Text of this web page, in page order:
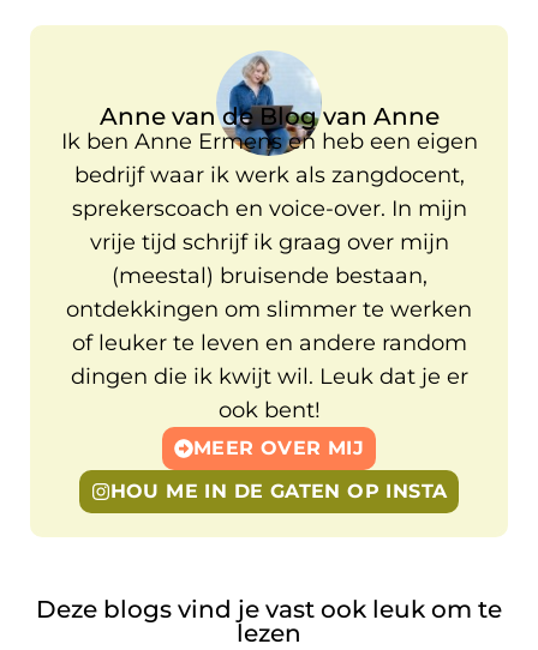
Anne van de Blog van Anne
Ik ben Anne Ermens en heb een eigen
bedrijf waar ik werk als zangdocent,
sprekerscoach en voice-over. In mijn
vrije tijd schrijf ik graag over mijn
(meestal) bruisende bestaan,
ontdekkingen om slimmer te werken
of leuker te leven en andere random
dingen die ik kwijt wil. Leuk dat je er
ook bent!
MEER OVER MIJ
HOU ME IN DE GATEN OP INSTA
Deze blogs vind je vast ook leuk om te
lezen